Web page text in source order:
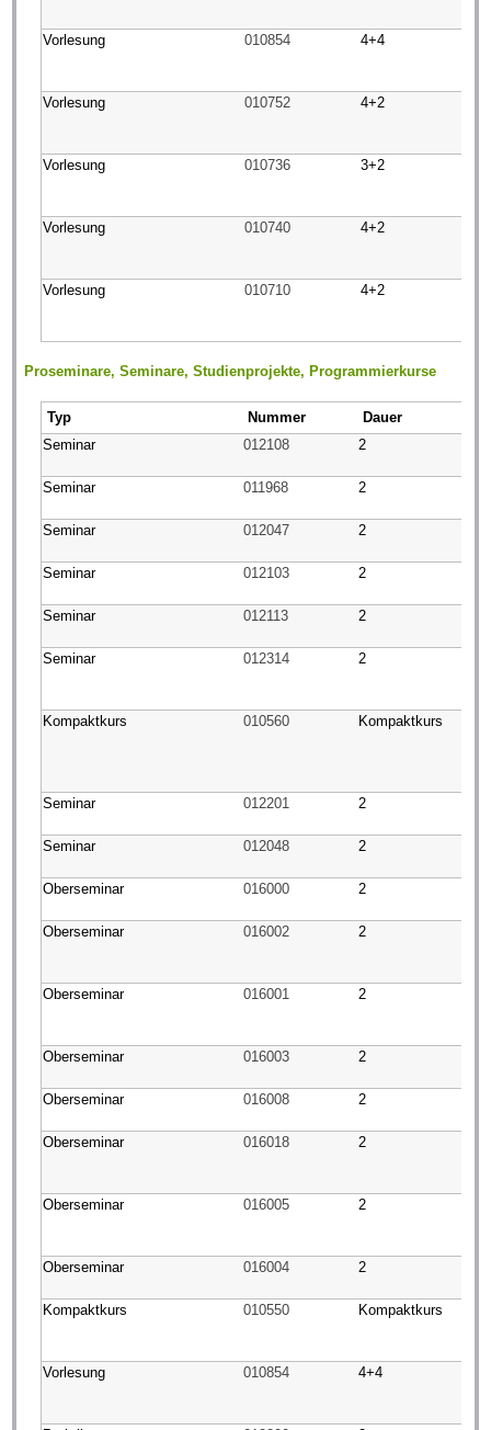
Vorlesung 010854 4+4
Vorlesung 010752 4+2
Vorlesung 010736 3+2
Vorlesung 010740 4+2
Vorlesung 010710 4+2
Proseminare, Seminare, Studienprojekte, Programmierkurse
Typ Nummer
Dauer
Seminar
012108 2
Seminar 011968 2
Seminar 012047 2
Seminar 012103 2
Seminar 012113 2
Seminar 012314 2
Kompaktkurs 010560 Kompaktkurs
Seminar 012201 2
Seminar 012048 2
Oberseminar 016000 2
Oberseminar 016002 2
Oberseminar 016001 2
Oberseminar 016003 2
Oberseminar 016008 2
Oberseminar 016018 2
Oberseminar 016005 2
Oberseminar 016004 2
Kompaktkurs 010550 Kompaktkurs
Vorlesung 010854 4+4